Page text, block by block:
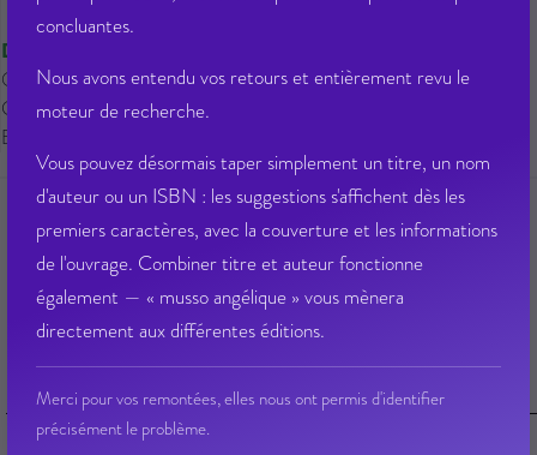
concluantes.
Nous avons entendu vos retours et entièrement revu le
moteur de recherche.
Vous pouvez désormais taper simplement un titre, un nom
d'auteur ou un ISBN : les suggestions s'affichent dès les
premiers caractères, avec la couverture et les informations
de l'ouvrage. Combiner titre et auteur fonctionne
également — « musso angélique » vous mènera
directement aux différentes éditions.
Merci pour vos remontées, elles nous ont permis d'identifier
précisément le problème.
Disponible
Qté dispo en magasin : 0
Gisement : 00-301
Etat Dilicom : Disponible
Ajouter à ma liste d’envie
Envoyer à un ami
Poser une question sur cet article
Partager sur Facebook
Fiche Technique